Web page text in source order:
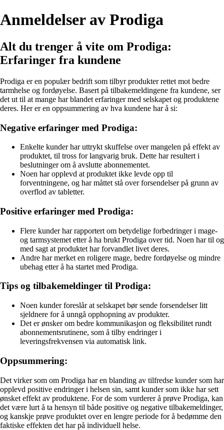
Anmeldelser av Prodiga
Alt du trenger å vite om Prodiga:
Erfaringer fra kundene
Prodiga er en populær bedrift som tilbyr produkter rettet mot bedre
tarmhelse og fordøyelse. Basert på tilbakemeldingene fra kundene, ser
det ut til at mange har blandet erfaringer med selskapet og produktene
deres. Her er en oppsummering av hva kundene har å si:
Negative erfaringer med Prodiga:
Enkelte kunder har uttrykt skuffelse over mangelen på effekt av
produktet, til tross for langvarig bruk. Dette har resultert i
beslutninger om å avslutte abonnementet.
Noen har opplevd at produktet ikke levde opp til
forventningene, og har måttet stå over forsendelser på grunn av
overflod av tabletter.
Positive erfaringer med Prodiga:
Flere kunder har rapportert om betydelige forbedringer i mage-
og tarmsystemet etter å ha brukt Prodiga over tid. Noen har til og
med sagt at produktet har forvandlet livet deres.
Andre har merket en roligere mage, bedre fordøyelse og mindre
ubehag etter å ha startet med Prodiga.
Tips og tilbakemeldinger til Prodiga:
Noen kunder foreslår at selskapet bør sende forsendelser litt
sjeldnere for å unngå opphopning av produkter.
Det er ønsker om bedre kommunikasjon og fleksibilitet rundt
abonnementsrutinene, som å tilby endringer i
leveringsfrekvensen via automatisk link.
Oppsummering:
Det virker som om Prodiga har en blanding av tilfredse kunder som har
opplevd positive endringer i helsen sin, samt kunder som ikke har sett
ønsket effekt av produktene. For de som vurderer å prøve Prodiga, kan
det være lurt å ta hensyn til både positive og negative tilbakemeldinger,
og kanskje prøve produktet over en lengre periode for å bedømme den
faktiske effekten det har på individuell helse.